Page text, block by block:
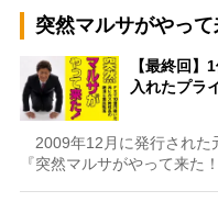
突然マルサがやって
【最終回
入れたプラ
2009年12月に発行された
『突然マルサがやって来た